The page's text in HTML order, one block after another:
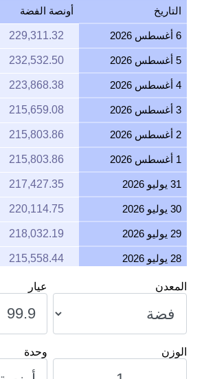
التاريخ أونصة الفضة
6 أغسطس 2026 229,311.32
5 أغسطس 2026 232,532.50
4 أغسطس 2026 223,868.38
3 أغسطس 2026 215,659.08
2 أغسطس 2026 215,803.86
1 أغسطس 2026 215,803.86
31 يوليو 2026 217,427.35
30 يوليو 2026 220,114.75
29 يوليو 2026 218,032.19
28 يوليو 2026 215,558.44
27 يوليو 2026 219,739.81
26 يوليو 2026 219,322.26
25 يوليو 2026 219,322.26
24 يوليو 2026 220,599.62
المعدن عيار
الوزن وحدة